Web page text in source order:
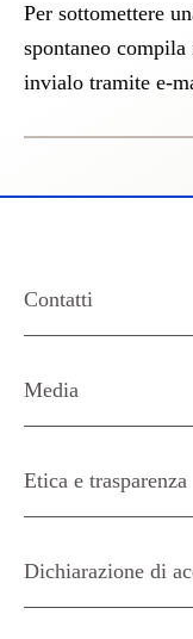
Per sottomettere
spontaneo
invialo tramite e-
Contatti
Media
Etica e trasparenza
Dichiarazione di